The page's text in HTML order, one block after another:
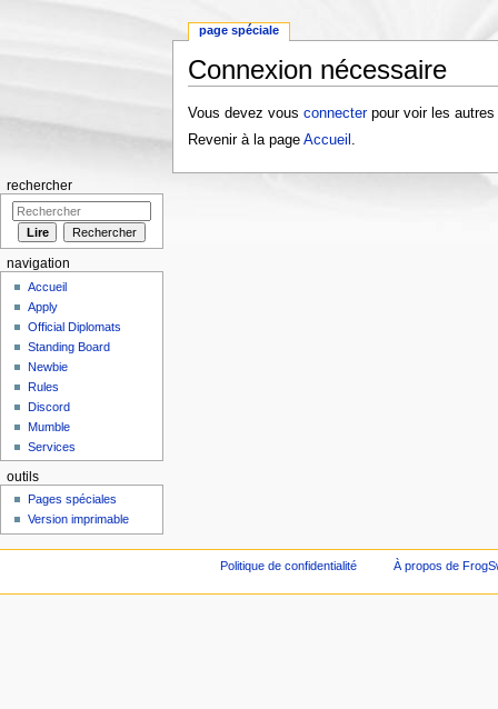
Connexion nécessaire
Vous devez vous connecterpour voir les autres
Revenir à la page Accueil .
page spéciale
rechercher
navigation
Accueil
Apply
Official Diplomats
Standing Board
Newbie
Rules
Discord
Mumble
Services
outils
Pages spéciales
Version imprimable
Politique de confidentialité À propos de